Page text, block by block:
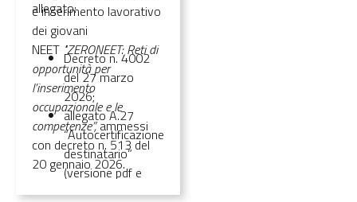
e inserimento lavorativo
dei giovani
NEET "ZERONEET: Reti di
opportunità per
l’inserimento
occupazionale e le
competenze”,ammessi
con decreto n. 513 del
20 gennaio 2026.
allegato:
Decreto n. 4002
del 27 marzo
2026;
allegato A.27
“Autocertificazione
destinatario”
(versione pdf e
word);